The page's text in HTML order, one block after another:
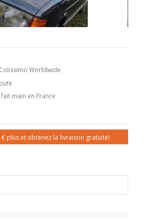
Worldwide
main en France
€ plus et obtenez la livraison gratuite!